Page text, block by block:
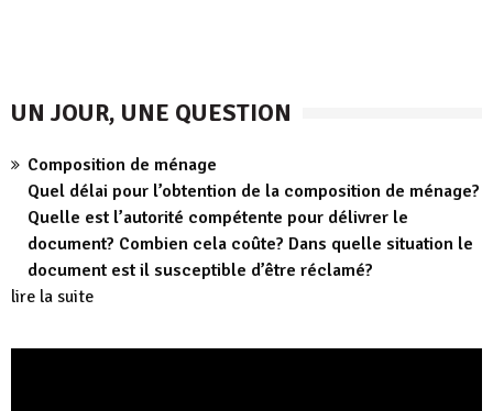
UN JOUR, UNE QUESTION
Composition de ménage
Quel délai pour l’obtention de la composition de ménage?
Quelle est l’autorité compétente pour délivrer le
document? Combien cela coûte? Dans quelle situation le
document est il susceptible d’être réclamé?
lire la suite